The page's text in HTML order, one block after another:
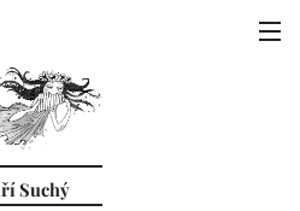
Suchý